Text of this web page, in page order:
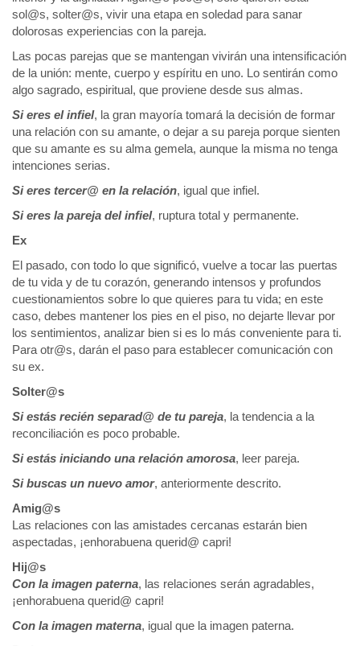
sol@s, solter@s, vivir una etapa en soledad para sanar
dolorosas experiencias con la pareja.
Las pocas parejas que se mantengan vivirán una intensificación
de la unión: mente, cuerpo y espíritu en uno. Lo sentirán como
algo sagrado, espiritual, que proviene desde sus almas.
Si eres el infiel, la gran mayoría tomará la decisión de formar
una relación con su amante, o dejar a su pareja porque sienten
que su amante es su alma gemela, aunque la misma no tenga
intenciones serias.
Si eres tercer@ en la relación, igual que infiel.
Si eres la pareja del infiel, ruptura total y permanente.
Ex
El pasado, con todo lo que significó, vuelve a tocar las puertas
de tu vida y de tu corazón, generando intensos y profundos
cuestionamientos sobre lo que quieres para tu vida; en este
caso, debes mantener los pies en el piso, no dejarte llevar por
los sentimientos, analizar bien si es lo más conveniente para ti.
Para otr@s, darán el paso para establecer comunicación con
su ex.
Solter@s
Si estás recién separad@ de tu pareja, la tendencia a la
reconciliación es poco probable.
Si estás iniciando una relación amorosa, leer pareja.
Si buscas un nuevo amor, anteriormente descrito.
Amig@s
Las relaciones con las amistades cercanas estarán bien
aspectadas, ¡enhorabuena querid@ capri!
Hij@s
Con la imagen paterna, las relaciones serán agradables,
¡enhorabuena querid@ capri!
Con la imagen materna, igual que la imagen paterna.